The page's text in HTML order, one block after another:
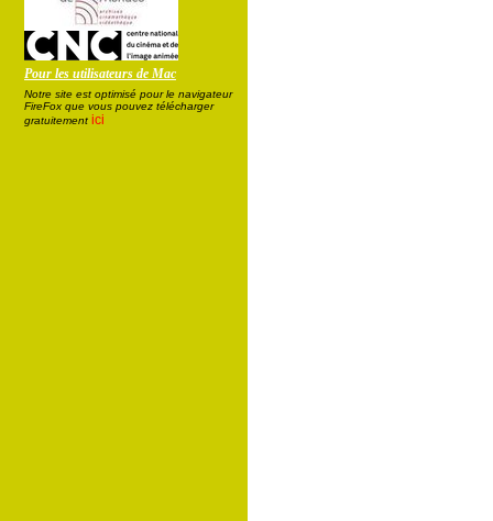
Pour les utilisateurs de Mac
Notre site est optimisé pour le navigateur
FireFox que vous pouvez télécharger
gratuitement ici